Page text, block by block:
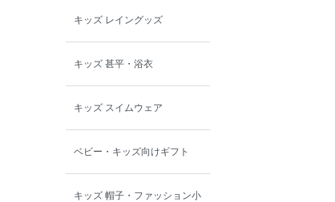
キッズ レイングッズ
キッズ 甚平・浴衣
キッズ スイムウェア
ベビー・キッズ向けギフト
キッズ 帽子・ファッション小